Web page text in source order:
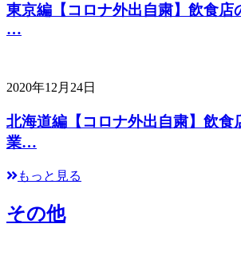
東京編【コロナ外出自粛】飲食店
…
2020年12月24日
北海道編【コロナ外出自粛】飲食
業…
もっと見る
その他